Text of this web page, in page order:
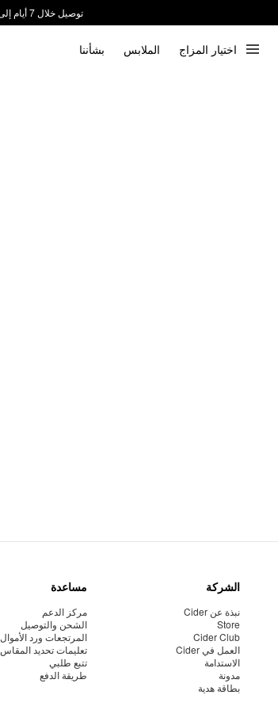
توصيل خلال 7 أيام إلى جميع دول الخليج
اختيار المزاج الملابس بشأننا
الشركة
نبذة عن Cider
Store
Cider Club
العمل في Cider
الاستدامة
مدونة
بطاقة هدية
مساعدة
مركز الدعم
الشحن والتوصيل
المرتجعات ورد الأموال
تعليمات تحديد المقاس
تتبع طلبي
طريقة الدفع